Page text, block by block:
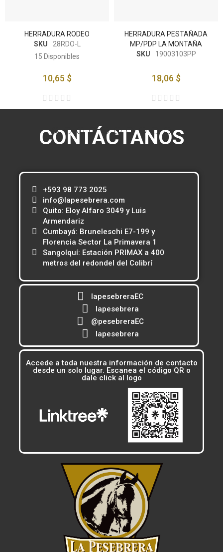
HERRADURA RODEO
SKU
28RDO-L
15 Disponibles
10,65 $
HERRADURA PESTAÑADA
MP/PDP LA MONTAÑA
SKU
19003103PP
18,06 $
CONTÁCTANOS
+593 98 773 2025
info@lapesebrera.com
Quito: Eloy Alfaro 3049 y Luis
Armendariz
Cumbayá: Bruneleschi E7-199 y
Florencia Sector La Primavera 1
Sangolquí: Estación PRIMAX a 400
metros del redondel del Colibrí
lapesebreraEC
lapesebrera
@pesebreraEC
lapesebrera
Accede a toda nuestra información de contacto
desde un solo lugar. Escanea el código QR o
dale click al logo